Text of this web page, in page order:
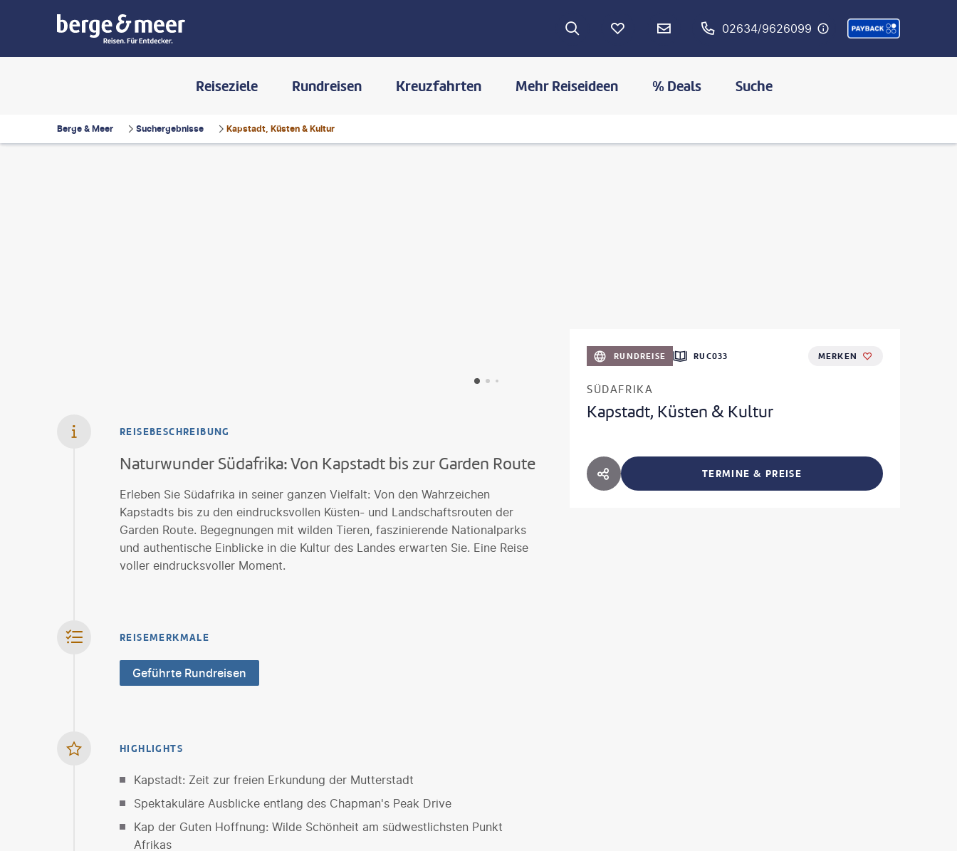
02634/9626099
Reiseziele Rundreisen Kreuzfahrten Mehr Reiseideen % Deals Suche
Berge & Meer Suchergebnisse Kapstadt, Küsten & Kultur
RUNDREISE RUC033 MERKEN
SÜDAFRIKA
Kapstadt, Küsten & Kultur
HOTEL TEILEN TERMINE & PREISE
REISEBESCHREIBUNG
Naturwunder Südafrika: Von Kapstadt bis zur Garden Route
Erleben Sie Südafrika in seiner ganzen Vielfalt: Von den Wahrzeichen
Kapstadts bis zu den eindrucksvollen Küsten- und Landschaftsrouten der
Garden Route. Begegnungen mit wilden Tieren, faszinierende Nationalparks
und authentische Einblicke in die Kultur des Landes erwarten Sie. Eine Reise
voller eindrucksvoller Moment.
REISEMERKMALE
Geführte Rundreisen
HIGHLIGHTS
Kapstadt: Zeit zur freien Erkundung der Mutterstadt
Spektakuläre Ausblicke entlang des Chapman's Peak Drive
Kap der Guten Hoffnung: Wilde Schönheit am südwestlichsten Punkt
Afrikas